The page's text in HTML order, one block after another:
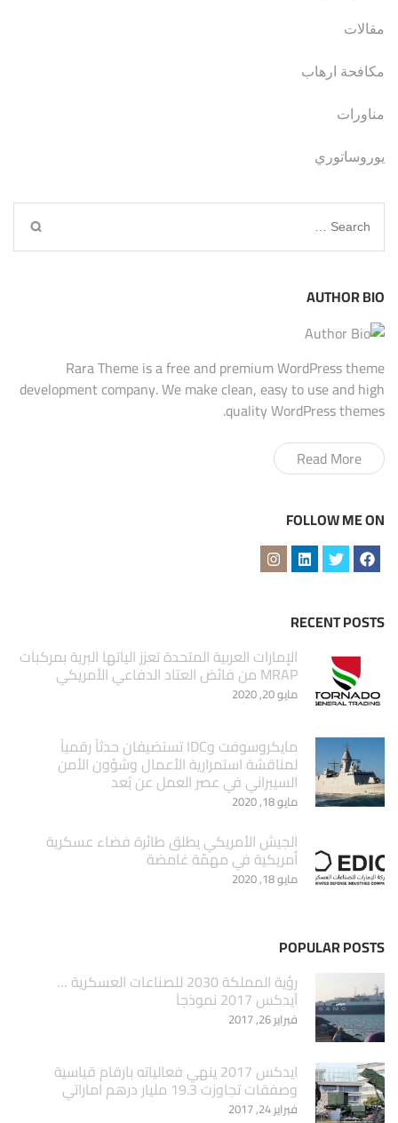
مقالات
مكافحة ارهاب
مناورات
يوروساتوري
Search
for:
AUTHOR BIO
Rara Theme is a free and premium WordPress theme
development company. We make clean, easy to use and high
quality WordPress themes.
Read More
FOLLOW ME ON
RECENT POSTS
الإمارات العربية المتحدة تعزز الياتها البرية بمركبات
MRAP من فائض العتاد الدفاعي الأمريكي
مايو 20, 2020
مايكروسوفت وIDC تستضيفان حدثاً رقمياً
لمناقشة استمرارية الأعمال وشؤون الأمن
السيبراني في عصر العمل عن بُعد
مايو 18, 2020
الجيش الأمريكي يطلق طائرة فضاء عسكرية
أمريكية في مهمّة غامضة
مايو 18, 2020
POPULAR POSTS
‏رؤية المملكة 2030 للصناعات العسكرية …
آيدكس 2017 نموذجاَ
فبراير 26, 2017
ايدكس 2017 ينهي فعالياته بارقام قياسية
وصفقات تجاوزت 19.3 مليار درهم اماراتي
فبراير 24, 2017